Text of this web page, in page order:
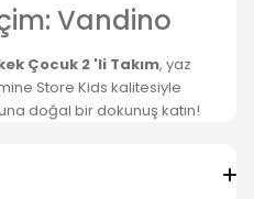
Vandino
Çocuk 2 'li Takım, yaz
Store Kids kalitesiyle
doğal bir dokunuş katın!